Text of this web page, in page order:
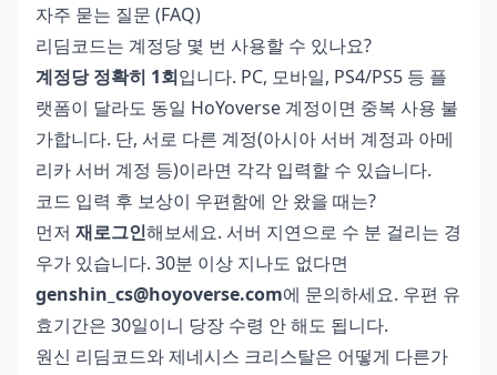
자주 묻는 질문 (FAQ)
리딤코드는 계정당 몇 번 사용할 수 있나요?
계정당 정확히 1회입니다. PC, 모바일, PS4/PS5 등 플
랫폼이 달라도 동일 HoYoverse 계정이면 중복 사용 불
가합니다. 단, 서로 다른 계정(아시아 서버 계정과 아메
리카 서버 계정 등)이라면 각각 입력할 수 있습니다.
코드 입력 후 보상이 우편함에 안 왔을 때는?
먼저 재로그인해보세요. 서버 지연으로 수 분 걸리는 경
우가 있습니다. 30분 이상 지나도 없다면
genshin_cs@hoyoverse.com에 문의하세요. 우편 유
효기간은 30일이니 당장 수령 안 해도 됩니다.
원신 리딤코드와 제네시스 크리스탈은 어떻게 다른가